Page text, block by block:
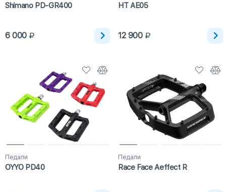
Shimano PD-GR400
6 000
HT AE05
12 900
Педали
OYYO PD40
Педали
Race Face Aeffect R